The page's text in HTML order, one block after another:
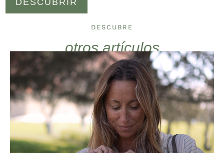
DESCUBRIR
DESCUBRE
otros artículos